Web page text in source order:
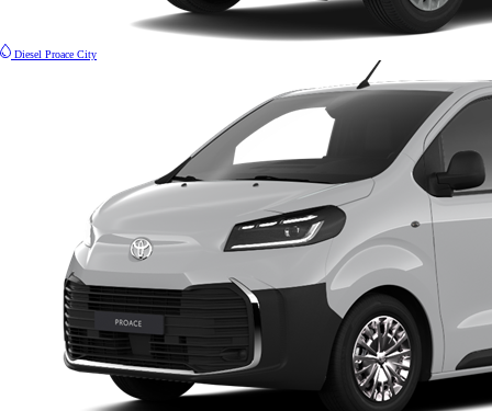
Diesel Proace City